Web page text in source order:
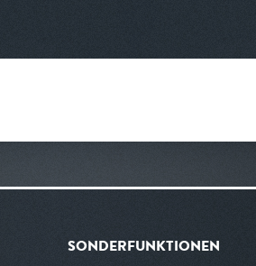
SONDERFUNKTIONEN